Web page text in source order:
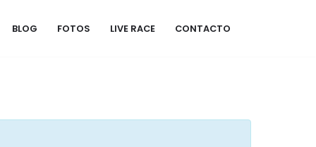
BLOG FOTOS LIVE RACE CONTACTO